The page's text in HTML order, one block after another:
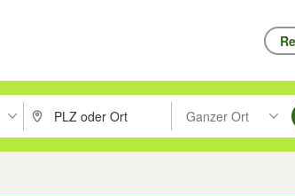
mit den Pfeiltasten nach oben/unten
PLZ oder Ort eingeben. Eingabetaste
Ganzer Ort
Suche im Umkreis